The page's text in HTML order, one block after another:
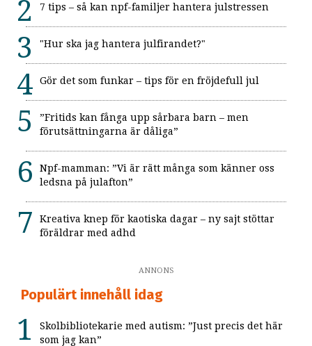
7 tips – så kan npf-familjer hantera julstressen
"Hur ska jag hantera julfirandet?"
Gör det som funkar – tips för en fröjdefull jul
”Fritids kan fånga upp sårbara barn – men
förutsättningarna är dåliga”
Npf-mamman: ”Vi är rätt många som känner oss
ledsna på julafton”
Kreativa knep för kaotiska dagar – ny sajt stöttar
föräldrar med adhd
ANNONS
Populärt innehåll idag
Skolbibliotekarie med autism: ”Just precis det här
som jag kan”